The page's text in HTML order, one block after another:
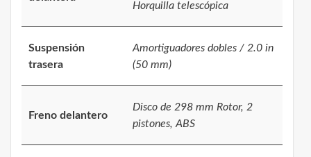
Horquilla telescópica
Suspensión
trasera
Amortiguadores dobles / 2.0 in
(50 mm)
Freno delantero
Disco de 298 mm Rotor, 2
pistones, ABS